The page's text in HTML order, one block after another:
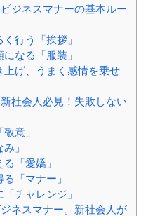
ジネスマナーの基本ルー
行う「挨拶」
なる「服装」
げ、うまく感情を乗せ
社会人必見！失敗しない
意」
」
「愛嬌」
「マナー」
チャレンジ」
ネスマナー。新社会人が